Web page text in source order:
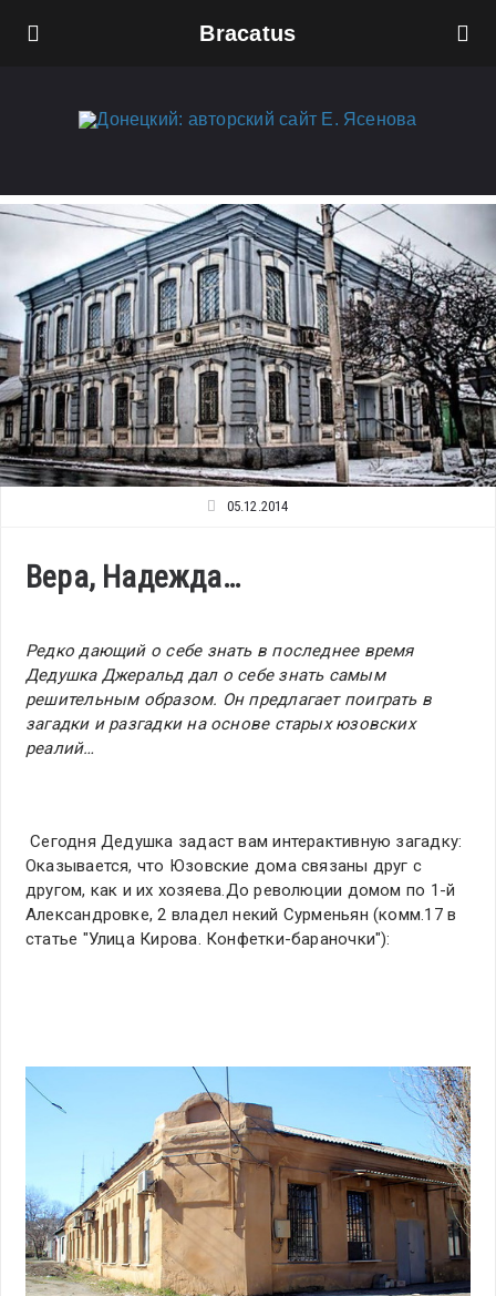
Bracatus
05.12.2014
Вера, Надежда…
Редко дающий о себе знать в последнее время
Дедушка Джеральд дал о себе знать самым
решительным образом. Он предлагает поиграть в
загадки и разгадки на основе старых юзовских
реалий…
Сегодня Дедушка задаст вам интерактивную загадку:
Оказывается, что Юзовские дома связаны друг с
другом, как и их хозяева.До революции домом по 1-й
Александровке, 2 владел некий Сурменьян (комм.17 в
статье "Улица Кирова. Конфетки-бараночки"):